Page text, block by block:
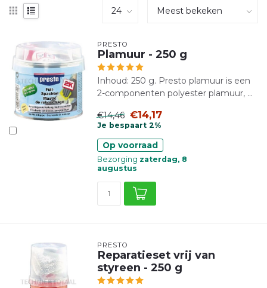
PRESTO
Plamuur - 250 g
Inhoud: 250 g. Presto plamuur is een
2-componenten polyester plamuur, ...
€14,46 €14,17
Je bespaart 2%
Op voorraad
Bezorging zaterdag, 8
augustus
PRESTO
Reparatieset vrij van
styreen - 250 g